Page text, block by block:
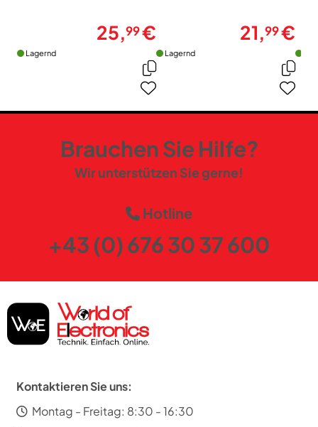
25,99€
Lagernd
21,99€
Lagernd
Brauchen Sie Hilfe?
Wir unterstützen Sie gerne!
Hotline
+43 (0) 676 30 37 600
Kontaktieren Sie uns:
Montag - Freitag: 8:30 - 16:30